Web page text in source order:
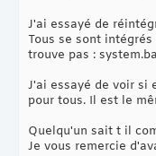
J'ai essayé de
Tous se sont
trouve pas :
J'ai essayé de voir si
pour tous. Il est le
Quelqu'un sait t il
Je vous remercie